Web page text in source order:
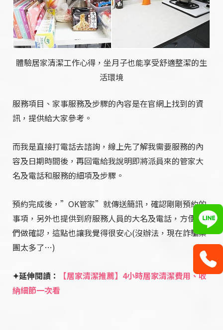
體驗居家清潔工作心得，坐月子也能享受舒適整潔的生
活環境
服務項目、家事服務及步驟的內容是在官網上找到的資
訊，提供給大家參考。
而我是直接打電話去諮詢，線上先了解我需要服務的內
容及日期時間後，再回電給我說明即將派員來的管家大
名及電話和服務的細項及步驟。
預約完成後，”OK管家”就傳送簡訊，確認剛剛預約的
事項，另外也提供到府服務人員的大名及電話，方便我
們做確認，這點也讓我覺得很安心(沒辦法，現在詐騙集
團太多了…)
✦延伸閱讀：
【居家清潔推薦】4小時居家清潔費用、收
納細節一次看